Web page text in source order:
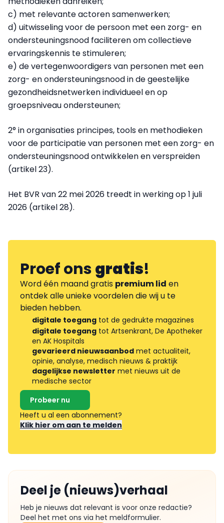
c) met relevante actoren samenwerken;
d) uitwisseling voor de persoon met een zorg- en
ondersteuningsnood faciliteren om collectieve
ervaringskennis te stimuleren;
e) de vertegenwoordigers van personen met een
zorg- en ondersteuningsnood in de geestelijke
gezondheidsnetwerken individueel en op
groepsniveau ondersteunen;
2° in organisaties principes, tools en methodieken
voor de participatie van personen met een zorg- en
ondersteuningsnood ontwikkelen en verspreiden
(artikel 23).
Het BVR van 22 mei 2026 treedt in werking op 1 juli
2026 (artikel 28).
Proef onsgratis!
Word één maand gratis premium lid en
ontdek alle unieke voordelen die wij u te
bieden hebben.
digitale toegang tot de gedrukte magazines
digitale toegang tot Artsenkrant, De Apotheker
en AK Hospitals
gevarieerd nieuwsaanbod met actualiteit,
opinie, analyse, medisch nieuws & praktijk
dagelijkse newsletter met nieuws uit de
medische sector
Probeer nu
Heeft u al een abonnement?
Klik hier om aan te melden
Deel je (nieuws)verhaal
Heb je nieuws dat relevant is voor onze redactie?
Deel het met ons via het meldformulier.